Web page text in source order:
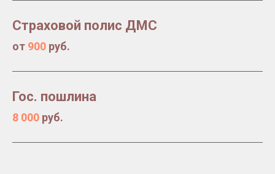
Страховой полис ДМС
от 900 руб.
Гос. пошлина
8 000 руб.